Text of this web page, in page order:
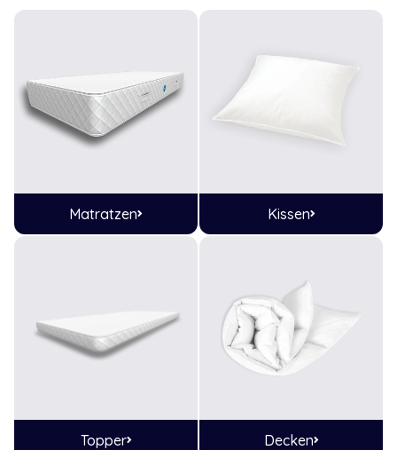
Matratzen Kissen
Topper Decken